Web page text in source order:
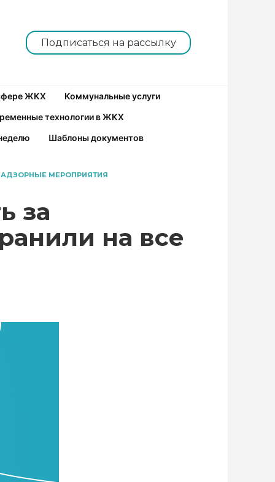
Подписаться на рассылку
ЖКХ
Коммунальные услуги
технологии в ЖКХ
Шаблоны документов
МЕРОПРИЯТИЯ
за
на все